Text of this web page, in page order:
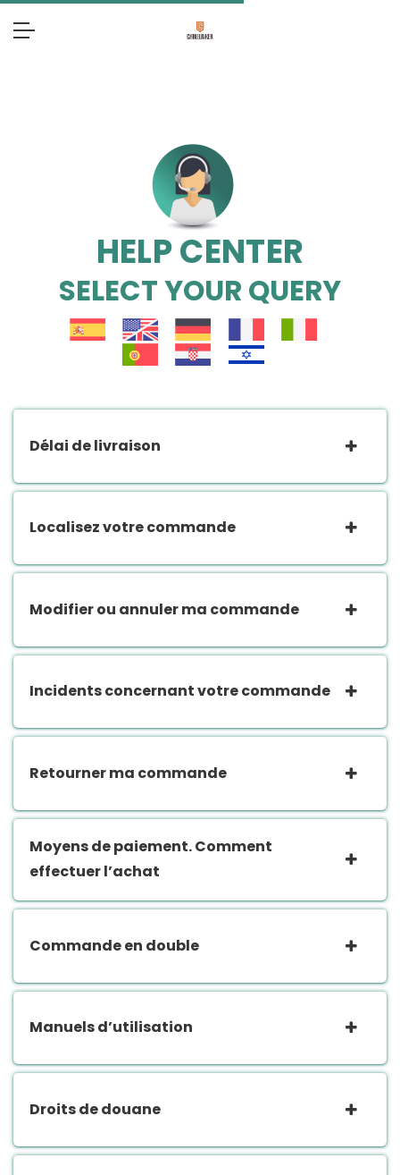
HELP CENTER
SELECT YOUR QUERY
Délai de livraison
Localisez votre commande
Modifier ou annuler ma commande
Incidents concernant votre commande
Retourner ma commande
Moyens de paiement. Comment
effectuer l’achat
Commande en double
Manuels d’utilisation
Droits de douane